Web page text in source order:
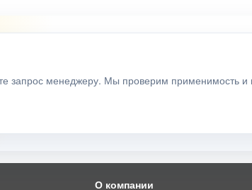
запрос менеджеру. Мы проверим применимость
О компании